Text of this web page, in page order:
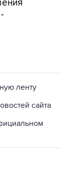
сайта